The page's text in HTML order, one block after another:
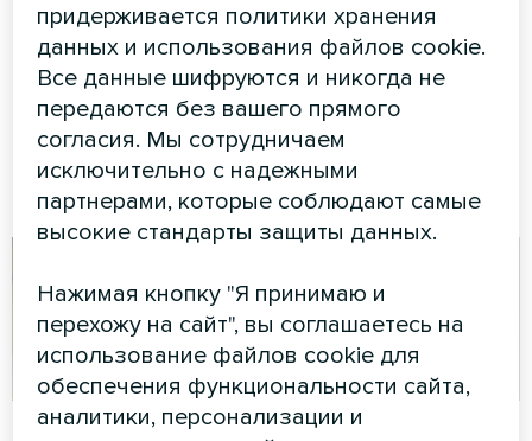
энергии MVS
Вентиляционные установки
MyCond с рекуперацией
энергии MVS обеспечивают
свежий и чистый воздух в
помещении для
посетителей и персонала.
Частный дом Апартаменты
придерживается политики хранения
данных и использования файлов cookie.
Все данные шифруются и никогда не
передаются без вашего прямого
согласия. Мы сотрудничаем
исключительно с надежными
партнерами, которые соблюдают самые
высокие стандарты защиты данных.
Нажимая кнопку "Я принимаю и
перехожу на сайт", вы соглашаетесь на
использование файлов cookie для
обеспечения функциональности сайта,
аналитики, персонализации и